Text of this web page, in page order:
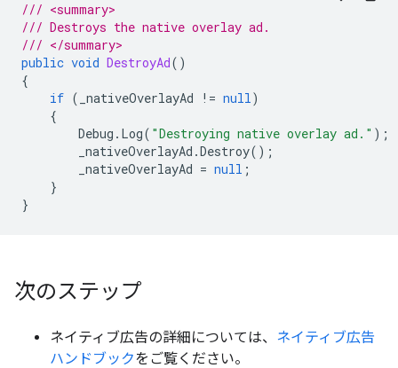
/// <summary>
/// Destroys the native overlay ad.
/// </summary>
public void DestroyAd()
{
if ( _nativeOverlayAd != null)
{
Debug . Log( "Destroying native overlay ad." );
_nativeOverlayAd .Destroy();
_nativeOverlayAd = null ;
}
}
次のステップ
ネイティブ広告の詳細については、
ネイティブ広告
ハンドブックをご覧ください。